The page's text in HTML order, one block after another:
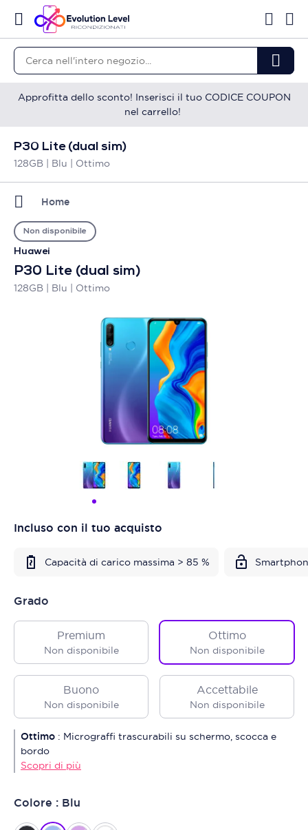
Approfitta dello sconto! Inserisci il tuo CODICE COUPON
nel carrello!
P30 Lite (dual sim)
128GB | Blu | Ottimo
Home
Huawei
P30 Lite (dual sim)
128GB | Blu | Ottimo
Non disponibile
Incluso con il tuo acquisto
Capacità di carico massima > 85 %
Grado
Premium
Non disponibile
Ottimo
Non disponibile
Buono
Non disponibile
Accettabile
Non disponibile
Ottimo : Micrograffi trascurabili su schermo, scocca e
bordo
Scopri di più
Colore : Blu